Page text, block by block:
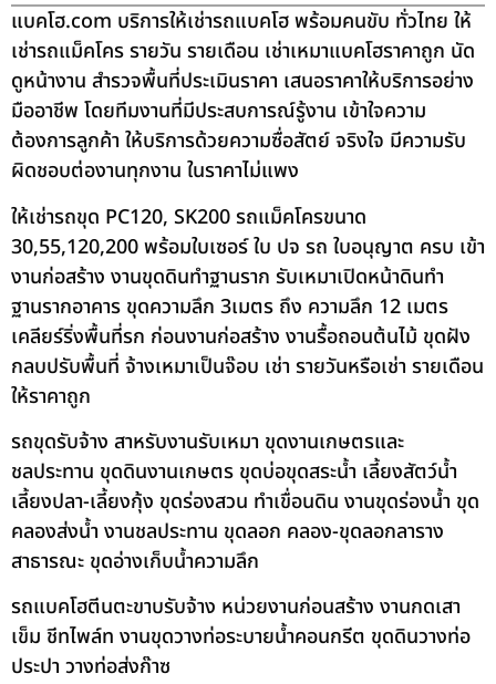
แบคโฮ.com บริการให้เช่ารถแบคโฮ พร้อมคนขับ ทั่วไทย ให้
เช่ารถแม็คโคร รายวัน รายเดือน เช่าเหมาแบคโฮราคาถูก นัด
ดูหน้างาน สำรวจพื้นที่ประเมินราคา เสนอราคาให้บริการอย่าง
มืออาชีพ โดยทีมงานที่มีประสบการณ์รู้งาน เข้าใจความ
ต้องการลูกค้า ให้บริการด้วยความซื่อสัตย์ จริงใจ มีความรับ
ผิดชอบต่องานทุกงาน ในราคาไม่แพง
ให้เช่ารถขุด PC120, SK200 รถแม็คโครขนาด
30,55,120,200 พร้อมใบเซอร์ ใบ ปจ รถ ใบอนุญาต ครบ เข้า
งานก่อสร้าง งานขุดดินทำฐานราก รับเหมาเปิดหน้าดินทำ
ฐานรากอาคาร ขุดความลึก 3เมตร ถึง ความลึก 12 เมตร
เคลียร์ริ่งพื้นที่รก ก่อนงานก่อสร้าง งานรื้อถอนต้นไม้ ขุดฝัง
กลบปรับพื้นที่ จ้างเหมาเป็นจ๊อบ เช่า รายวันหรือเช่า รายเดือน
ให้ราคาถูก
รถขุดรับจ้าง สาหรับงานรับเหมา ขุดงานเกษตรและ
ชลประทาน ขุดดินงานเกษตร ขุดบ่อขุดสระน้ำ เลี้ยงสัตว์น้ำ
เลี้ยงปลา-เลี้ยงกุ้ง ขุดร่องสวน ทำเขื่อนดิน งานขุดร่องน้ำ ขุด
คลองส่งน้ำ งานชลประทาน ขุดลอก คลอง-ขุดลอกลาราง
สาธารณะ ขุดอ่างเก็บน้ำความลึก
รถแบคโฮตีนตะขาบรับจ้าง หน่วยงานก่อนสร้าง งานกดเสา
เข็ม ชีทไพล์ท งานขุดวางท่อระบายน้ำคอนกรีต ขุดดินวางท่อ
ประปา วางท่อส่งก๊าซ